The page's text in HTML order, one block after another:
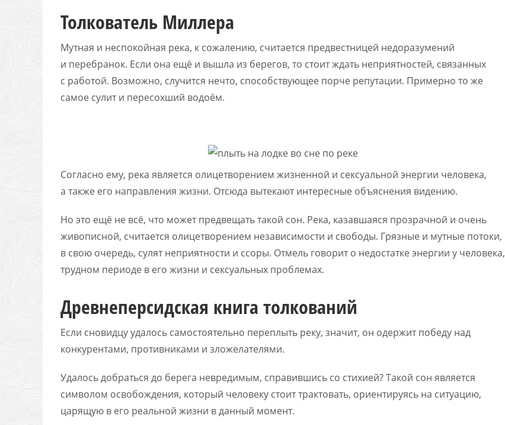
Толкователь Миллера
Мутная и неспокойная река, к сожалению, считается предвестницей недоразумений
и перебранок. Если она ещё и вышла из берегов, то стоит ждать неприятностей, связанных
с работой. Возможно, случится нечто, способствующее порче репутации. Примерно то же
самое сулит и пересохший водоём.
Согласно ему, река является олицетворением жизненной и сексуальной энергии человека,
а также его направления жизни. Отсюда вытекают интересные объяснения видению.
Но это ещё не всё, что может предвещать такой сон. Река, казавшаяся прозрачной и очень
живописной, считается олицетворением независимости и свободы. Грязные и мутные потоки,
в свою очередь, сулят неприятности и ссоры. Отмель говорит о недостатке энергии у человека,
трудном периоде в его жизни и сексуальных проблемах.
Древнеперсидская книга толкований
Если сновидцу удалось самостоятельно переплыть реку, значит, он одержит победу над
конкурентами, противниками и зложелателями.
Удалось добраться до берега невредимым, справившись со стихией? Такой сон является
символом освобождения, который человеку стоит трактовать, ориентируясь на ситуацию,
царящую в его реальной жизни в данный момент.